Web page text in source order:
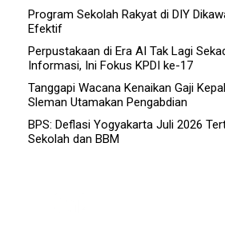
Program Sekolah Rakyat di DIY
Efektif
Perpustakaan di Era AI Tak Lagi
Informasi, Ini Fokus KPDI ke-17
Tanggapi Wacana Kenaikan Gaji
Sleman Utamakan Pengabdian
BPS: Deflasi Yogyakarta Juli 2026
Sekolah dan BBM